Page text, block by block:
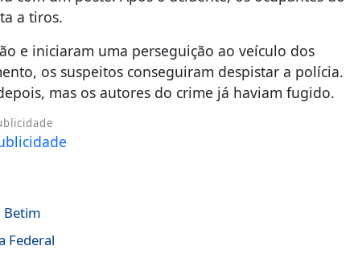
a tiros.
e iniciaram uma perseguição ao veículo dos
os suspeitos conseguiram despistar a polícia.
mas os autores do crime já haviam fugido.
Betim
Federal